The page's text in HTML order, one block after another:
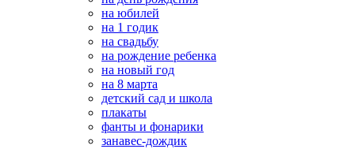
на юбилей
на 1 годик
на свадьбу
на рождение ребенка
на новый год
на 8 марта
детский сад и школа
плакаты
фанты и фонарики
занавес-дождик